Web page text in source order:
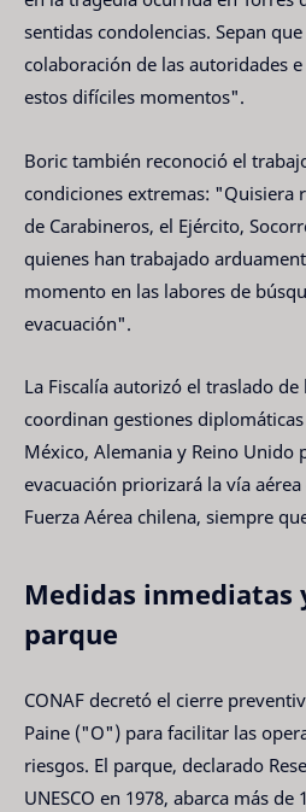
sentidas condolencias. Sepan
colaboración de las autoridades
estos difíciles momentos".
Boric también reconoció el
condiciones extremas: "Quisiera
de Carabineros, el Ejército,
quienes han trabajado
momento en las labores de
evacuación".
La Fiscalía autorizó el traslado de
coordinan gestiones
México, Alemania y Reino Unido
evacuación priorizará la vía
Fuerza Aérea chilena, siempre
Medidas inmediatas
parque
CONAF decretó el cierre
Paine ("O") para facilitar las
riesgos. El parque, declarado
UNESCO en 1978, abarca más de